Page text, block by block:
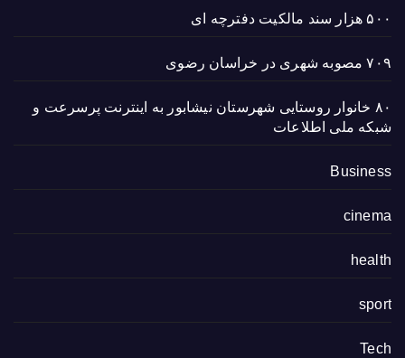
۵۰۰ هزار سند مالکیت دفترچه ای
۷۰۹ مصوبه شهری در خراسان رضوی
۸۰ خانوار روستایی شهرستان نیشابور به اینترنت پرسرعت و
شبکه ملی اطلاعات
Business
cinema
health
sport
Tech